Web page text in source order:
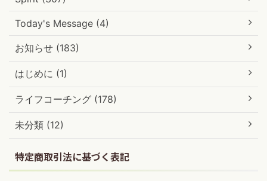
Today's Message (4)
お知らせ (183)
はじめに (1)
ライフコーチング (178)
未分類 (12)
特定商取引法に基づく表記